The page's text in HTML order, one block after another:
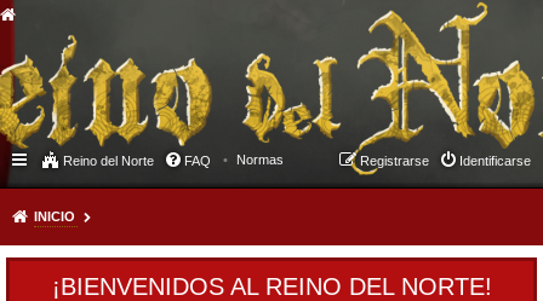
Reino del Norte FAQ Normas Identificarse
Registrarse
INICIO
¡BIENVENIDOS AL REINO DEL NORTE!